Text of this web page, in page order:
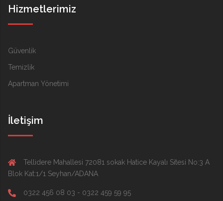
Hizmetlerimiz
Güvenlik
Temizlik
Apartman Yönetimi
İletişim
Tellidere Mahallesi 72081 sokak Hatice Kayalı Sitesi No:3 A
Blok Kat:1/1 Seyhan/ADANA
0322 456 08 03 - 0322 459 59 95